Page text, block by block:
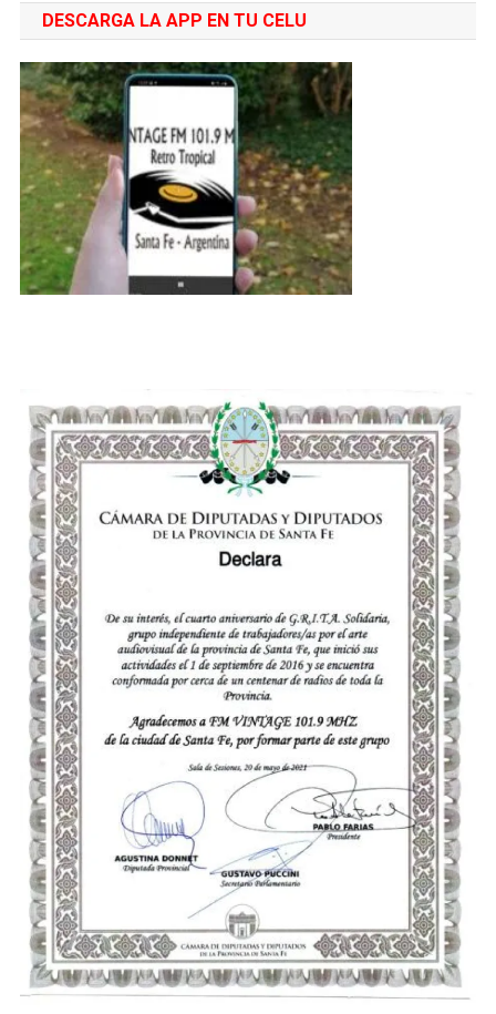
DESCARGA LA APP EN TU CELU